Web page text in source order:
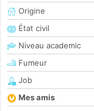
Origine
État civil
Niveau academic
Fumeur
Job
Mes amis